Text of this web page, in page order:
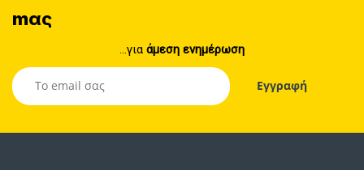
mας
...για άμεση ενημέρωση